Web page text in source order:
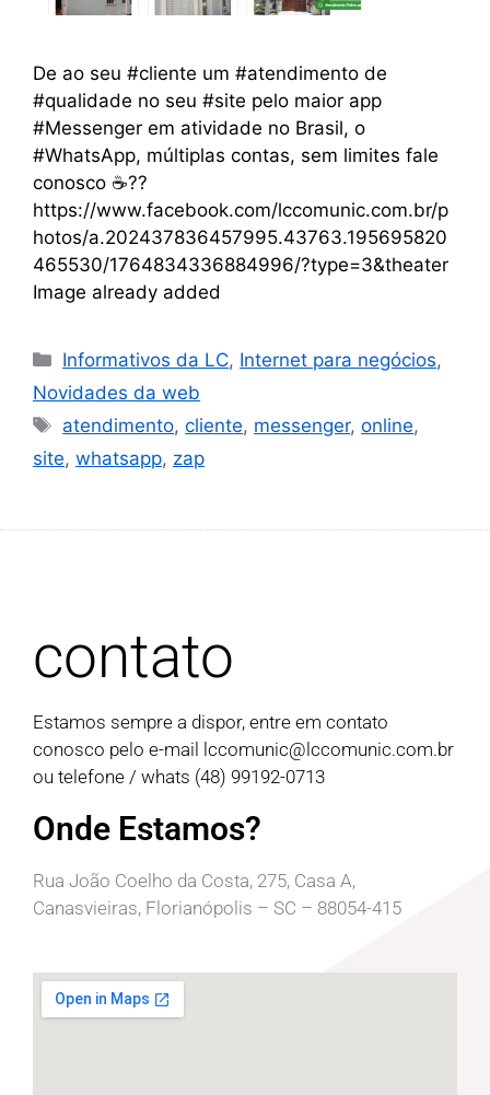
De ao seu #cliente um #atendimento de
#qualidade no seu #site pelo maior app
#Messenger em atividade no Brasil, o
#WhatsApp, múltiplas contas, sem limites fale
conosco ☕??
https://www.facebook.com/lccomunic.com.br/p
hotos/a.202437836457995.43763.195695820
465530/1764834336884996/?type=3&theater
Image already added
Informativos da LC, Internet para negócios,
Novidades da web
atendimento,cliente, messenger,online,
site, whatsapp, zap
contato
Estamos sempre a dispor, entre em contato
conosco pelo e-mail
lccomunic@lccomunic.com.br
ou telefone / whats (48) 99192-0713
Onde Estamos?
Rua João Coelho da Costa, 275, Casa A,
Canasvieiras, Florianópolis – SC – 88054-415